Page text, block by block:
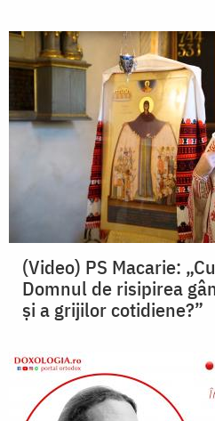
(Video) PS Macarie:
Domnul de risipirea
și a grijilor cotidiene?”